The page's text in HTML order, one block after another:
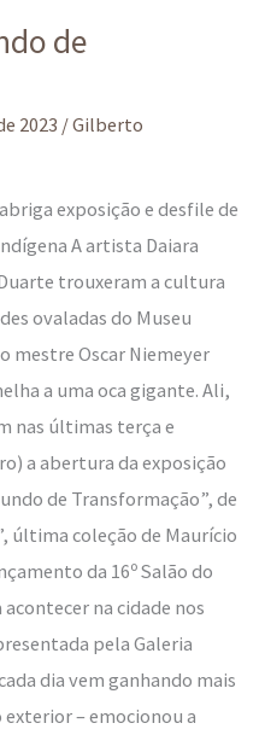
de
2023 /Gilberto
exposição e desfile de
A artista Daiara
trouxeram a cultura
ovaladas do Museu
mestre Oscar Niemeyer
a uma oca gigante. Ali,
nas últimas terça e
a abertura da exposição
de Transformação”, de
última coleção de Maurício
da 16º Salão do
na cidade nos
pela Galeria
dia vem ganhando mais
– emocionou a